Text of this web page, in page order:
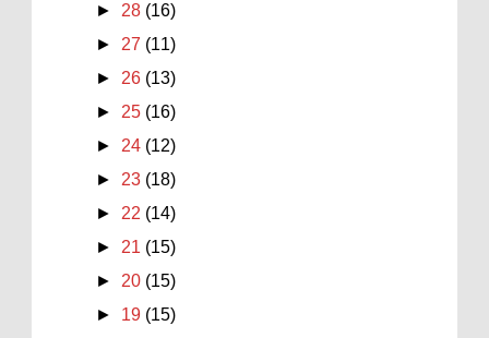
►28 (16)
►27 (11)
►26 (13)
►25 (16)
►24 (12)
►23 (18)
►22 (14)
►21 (15)
►20 (15)
► 19 (15)